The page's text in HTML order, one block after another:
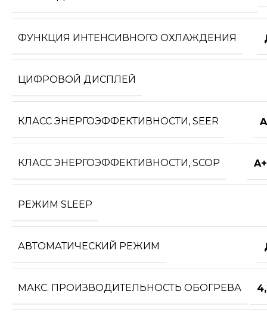
ФУНКЦИЯ ИНТЕНСИВНОГО ОХЛАЖДЕНИЯ
ЦИФРОВОЙ ДИСПЛЕЙ
КЛАСС ЭНЕРГОЭФФЕКТИВНОСТИ, SEER
КЛАСС ЭНЕРГОЭФФЕКТИВНОСТИ, SCOP
РЕЖИМ SLEEP
АВТОМАТИЧЕСКИЙ РЕЖИМ
МАКС. ПРОИЗВОДИТЕЛЬНОСТЬ ОБОГРЕВА